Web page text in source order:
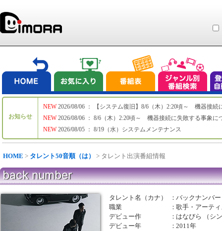
お知らせ
NEW
NEW
NEW
2026/08/06 ： 【システム復旧】8/6（木）2:20頃～ 機器接続
2026/08/06 ： 8/6（木）2:20頃～ 機器接続に失敗する事象に
2026/08/05 ： 8/19（水）システムメンテナンス
HOME > タレント50音順（は） > タレント出演番組情報
back number
タレント名（カナ） ：バックナンバー
職業
：歌手・アーテ
デビュー作
： はなびら （シ
デビュー年
：2011年